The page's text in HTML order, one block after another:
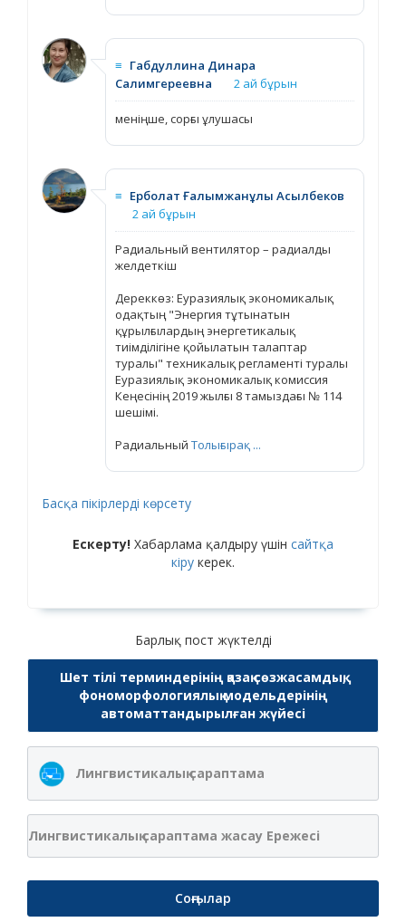
≡ Габдуллина Динара
Салимгереевна
2 ай бұрын
меніңше, сорғы ұлушасы
≡ Ерболат Ғалымжанұлы Асылбеков
2 ай бұрын
Радиальный вентилятор – радиалды
желдеткіш
Дереккөз: Еуразиялық экономикалық
одақтың "Энергия тұтынатын
құрылғылардың энергетикалық
тиімділігіне қойылатын талаптар
туралы" техникалық регламенті туралы
Еуразиялық экономикалық комиссия
Кеңесінің 2019 жылғы 8 тамыздағы № 114
шешімі.
Радиальный Толығырақ ...
Басқа пікірлерді көрсету
Ескерту! Хабарлама қалдыру үшін сайтқа
кіру керек.
Барлық пост жүктелді
Шет тілі терминдерінің қазақ сөзжасамдық,
фономорфологиялық модельдерінің
автоматтандырылған жүйесі
Лингвистикалық сараптама
Лингвистикалық сараптама жасау Ережесі
Соңғылар